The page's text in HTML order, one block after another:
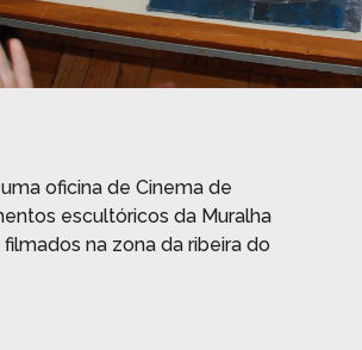
oficina de Cinema de
escultóricos da Muralha
na zona da ribeira do